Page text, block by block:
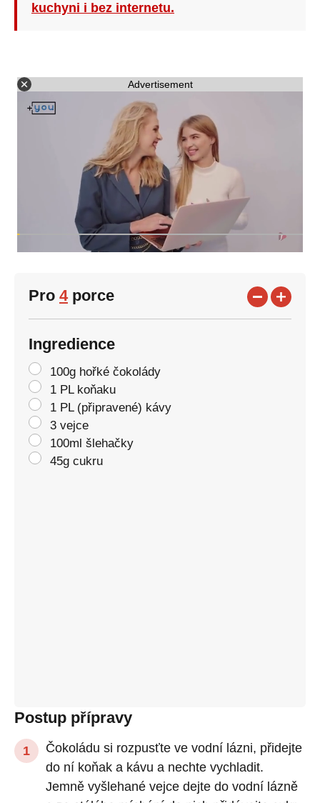
kuchyni i bez internetu.
Advertisement
Pro 4porce
Ingredience
100g hořké čokolády
1 PL koňaku
1 PL (připravené) kávy
3 vejce
100ml šlehačky
45g cukru
Postup přípravy
Čokoládu si rozpusťte ve vodní lázni, přidejte
do ní koňak a kávu a nechte vychladit.
Jemně vyšlehané vejce dejte do vodní lázně